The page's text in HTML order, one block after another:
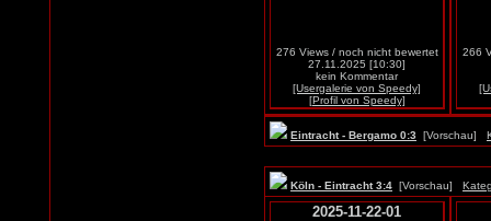
276 Views / noch nicht bewertet
27.11.2025 [10:30]
kein Kommentar
[Usergalerie von Speedy]
[Profil von Speedy]
266
Eintracht - Bergamo 0:3 [Vorschau]
Köln - Eintracht 3:4 [Vorschau]
2025-11-22-01